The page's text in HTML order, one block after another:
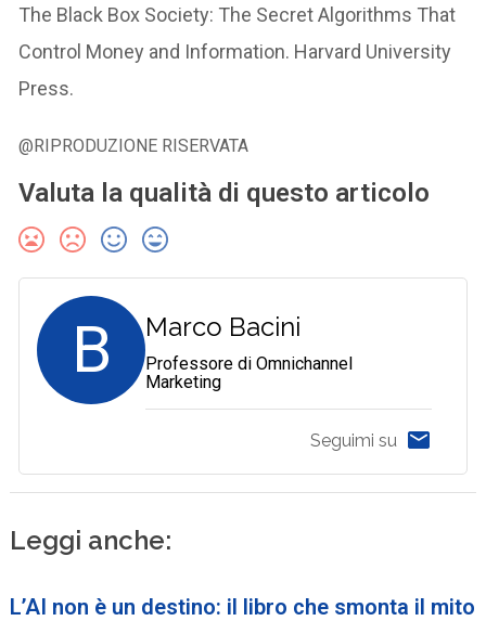
The Black Box Society: The Secret Algorithms That
Control Money and Information. Harvard University
Press.
@RIPRODUZIONE RISERVATA
Valuta la qualità di questo articolo
B Marco Bacini
Professore di Omnichannel
Marketing
Seguimi su
Leggi anche:
L’AI non è un destino: il libro che smonta il mito